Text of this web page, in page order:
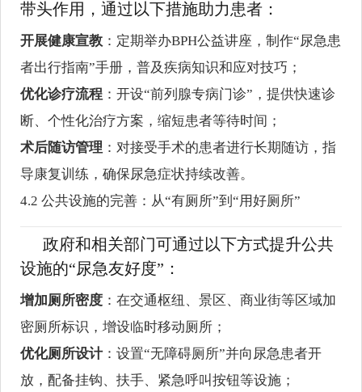
带头作用，通过以下措施助力患者：
开展健康宣教 ：定期举办BPH公益讲座，制作“尿急患
者出行指南”手册，普及疾病知识和应对技巧；
优化诊疗流程 ：开设“前列腺专病门诊”，提供快速诊
断、个性化治疗方案，缩短患者等待时间；
术后随访管理 ：对接受手术的患者进行长期随访，指
导康复训练，确保尿急症状持续改善。
4.2 公共设施的完善：从“有厕所”到“用好厕所”
政府和相关部门可通过以下方式提升公共
设施的“尿急友好度”：
增加厕所密度 ：在交通枢纽、景区、商业街等区域加
密厕所标识，增设临时移动厕所；
优化厕所设计：设置“无障碍厕所”并向尿急患者开
放，配备挂钩、扶手、紧急呼叫按钮等设施；